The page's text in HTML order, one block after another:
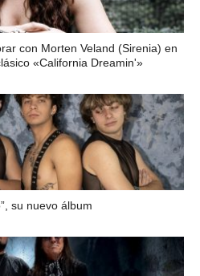
con Morten Veland (Sirenia) en
«California Dreamin'»
su nuevo álbum